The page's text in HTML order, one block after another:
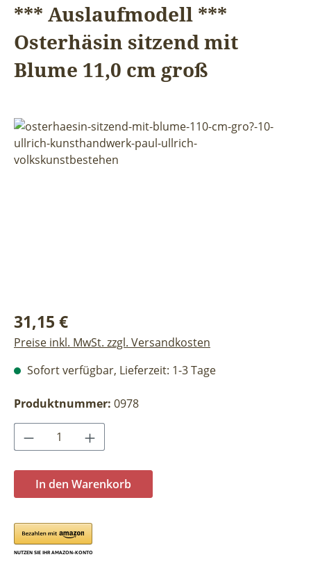
*** Auslaufmodell ***
Osterhäsin sitzend mit
Blume 11,0 cm groß
Bildergalerie überspringen
Regulärer Preis:
31,15 €
Preise inkl. MwSt. zzgl. Versandkosten
Sofort verfügbar, Lieferzeit: 1-3 Tage
Produktnummer: 0978
Produkt Anzahl: Gib den gewünschten
In den Warenkorb